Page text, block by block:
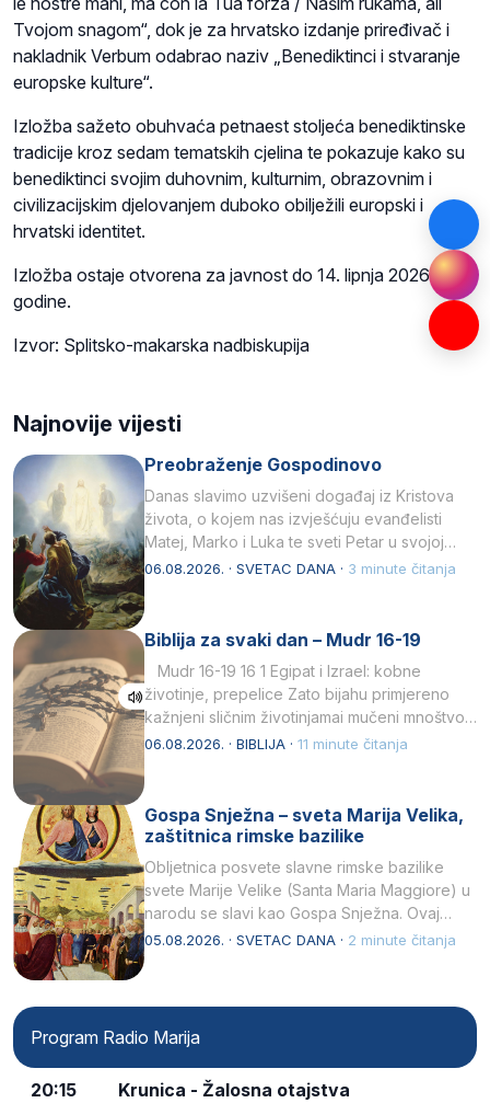
Tvojom snagom“, dok je za hrvatsko izdanje priređivač i
nakladnik Verbum odabrao naziv „Benediktinci i stvaranje
europske kulture“.
Izložba sažeto obuhvaća petnaest stoljeća benediktinske
tradicije kroz sedam tematskih cjelina te pokazuje kako su
benediktinci svojim duhovnim, kulturnim, obrazovnim i
civilizacijskim djelovanjem duboko obilježili europski i
hrvatski identitet.
Izložba ostaje otvorena za javnost do 14. lipnja 2026.
godine.
Izvor: Splitsko-makarska nadbiskupija
Najnovije vijesti
Preobraženje Gospodinovo
Danas slavimo uzvišeni događaj iz Kristova
života, o kojem nas izvješćuju evanđelisti
Matej, Marko i Luka te sveti Petar u svojoj
drugoj…
06.08.2026. · SVETAC DANA · 3 minute čitanja
Biblija za svaki dan – Mudr 16-19
Mudr 16-19 16 1 Egipat i Izrael: kobne
životinje, prepelice Zato bijahu primjereno
kažnjeni sličnim životinjamai mučeni mnoštvom
kukaca.2 A narod…
06.08.2026. · BIBLIJA · 11 minute čitanja
Gospa Snježna – sveta Marija Velika,
zaštitnica rimske bazilike
Obljetnica posvete slavne rimske bazilike
svete Marije Velike (Santa Maria Maggiore) u
narodu se slavi kao Gospa Snježna. Ovaj
naziv, Sancta Maria…
05.08.2026. · SVETAC DANA · 2 minute čitanja
Program Radio Marija
20:15 Krunica - Žalosna otajstva